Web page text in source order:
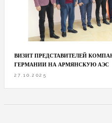
ВИЗИТ ПРЕДСТАВИТЕЛЕЙ
ГЕРМАНИИ НА АРМЯНСКУЮ АЭС
27.10.2025